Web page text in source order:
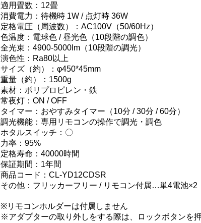
適用畳数：12畳
消費電力：待機時 1W / 点灯時 36W
定格電圧（周波数）：AC100V（50/60Hz）
色温度：電球色 / 昼光色（10段階の調色）
全光束：4900-5000lm（10段階の調光）
演色性：Ra80以上
サイズ（約）：φ450*45mm
重量（約）：1500g
素材：ポリプロピレン・鉄
常夜灯：ON / OFF
タイマー：おやすみタイマー（10分 / 30分 / 60分）
調光機能：専用リモコンの操作で調光・調色
ホタルスイッチ：〇
力率：95%
定格寿命：40000時間
保証期間：1年間
商品コード：CL-YD12CDSR
その他：フリッカーフリー / リモコン付属…単4電池×2
※リモコンホルダーは付属しません
※アダプターの取り外しをする際は、ロックボタンを